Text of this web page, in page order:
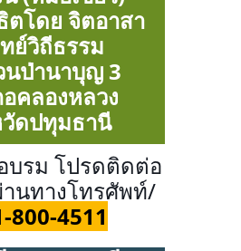
ตโดย จิตอาสา
ย์วิถีธรรม
ป่านาบุญ 3
อคลองหลวง
ดปทุมธานี
บรม โปรดติดต่อ
นทางโทรศัพท์/
800-4511